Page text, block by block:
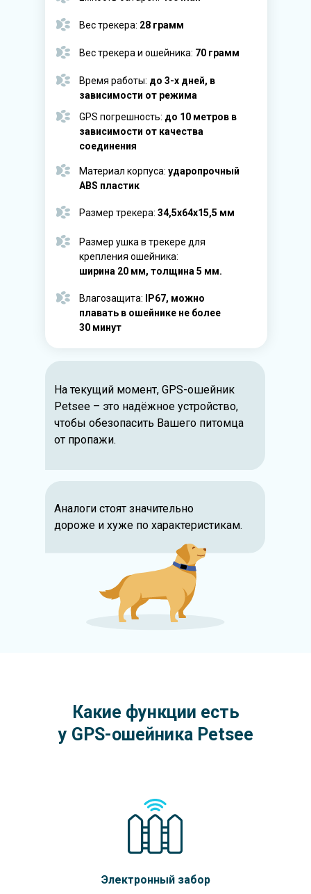
На текущий момент, GPS-ошейник
Petsee – это надёжное устройство,
чтобы обезопасить Вашего питомца
от пропажи.
Аналоги стоят значительно
дороже и хуже по характеристикам.
Вес трекера: 28 грамм
Вес трекера и ошейника: 70 грамм
Время работы: до 3-х дней, в
зависимости от режима
GPS погрешность: до 10 метров в
зависимости от качества
соединения
Материал корпуса: ударопрочный
ABS пластик
Размер трекера: 34,5x64x15,5 мм
Размер ушка в трекере для
крепления ошейника:
ширина 20 мм, толщина 5 мм.
Влагозащита:
IP67, можно
плавать в ошейнике не более
30 минут
Какие функции есть
у GPS-ошейника Petsee
Электронный забор